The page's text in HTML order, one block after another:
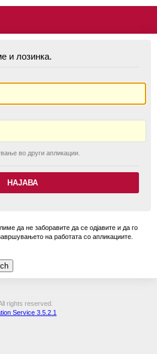
и лозинка.
во други апликации.
да не заборавите да се одјавите и да го
на работата со апликациите.
rights reserved.
Service 3.5.2.1